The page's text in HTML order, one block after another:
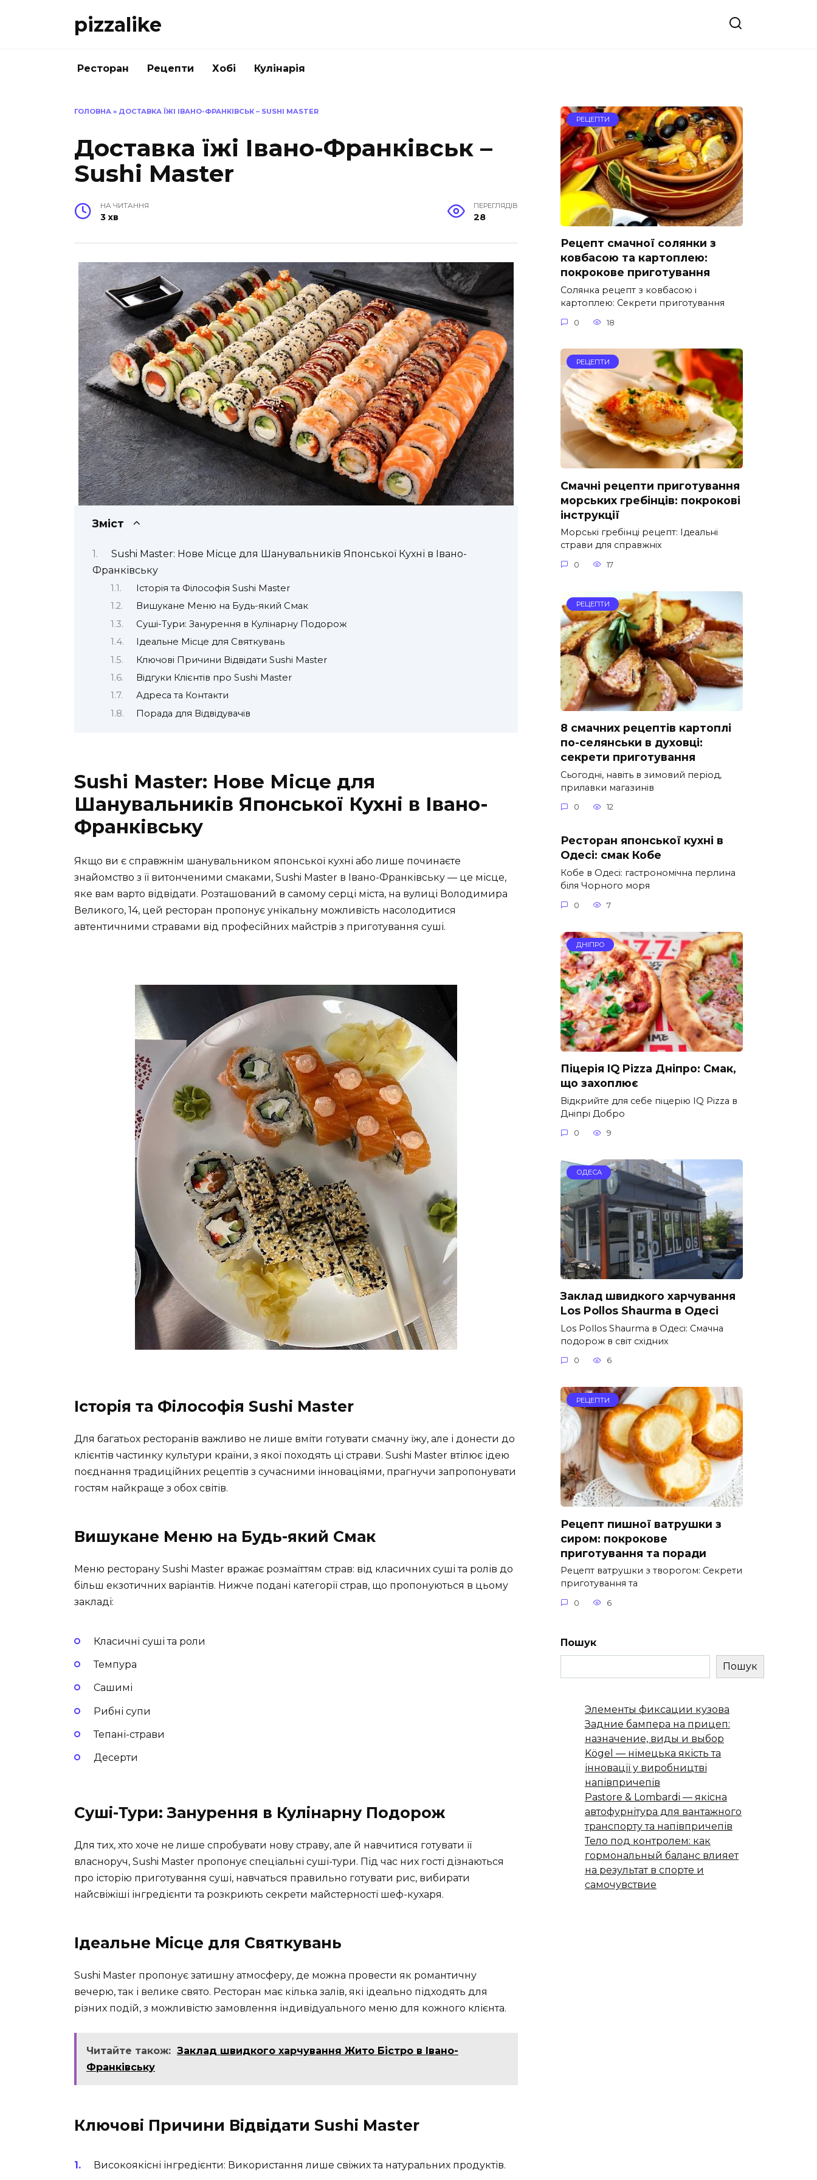
pizzalike
Ресторан Рецепти Хобі Кулінарія
ГОЛОВНА » ДОСТАВКА ЇЖІ ІВАНО-ФРАНКІВСЬК – SUSHI MASTER
Доставка їжі Івано-Франківськ –
Sushi Master
НА ЧИТАННЯ
3 хв
ПЕРЕГЛЯДІВ
28
Зміст
Sushi Master: Нове Місце для Шанувальників Японської Кухні в Івано-
Франківську
Історія та Філософія Sushi Master
Вишукане Меню на Будь-який Смак
Суші-Тури: Занурення в Кулінарну Подорож
Ідеальне Місце для Святкувань
Ключові Причини Відвідати Sushi Master
Відгуки Клієнтів про Sushi Master
Адреса та Контакти
Порада для Відвідувачів
Sushi Master: Нове Місце для
Шанувальників Японської Кухні в Івано-
Франківську
Якщо ви є справжнім шанувальником японської кухні або лише починаєте
знайомство з її витонченими смаками, Sushi Master в Івано-Франківську — це місце,
яке вам варто відвідати. Розташований в самому серці міста, на вулиці Володимира
Великого, 14, цей ресторан пропонує унікальну можливість насолодитися
автентичними стравами від професійних майстрів з приготування суші.
Історія та Філософія Sushi Master
Для багатьох ресторанів важливо не лише вміти готувати смачну їжу, але і донести до
клієнтів частинку культури країни, з якої походять ці страви. Sushi Master втілює ідею
поєднання традиційних рецептів з сучасними інноваціями, прагнучи запропонувати
гостям найкраще з обох світів.
Вишукане Меню на Будь-який Смак
Меню ресторану Sushi Master вражає розмаїттям страв: від класичних суші та ролів до
більш екзотичних варіантів. Нижче подані категорії страв, що пропонуються в цьому
закладі:
Класичні суші та роли
Темпура
Сашимі
Рибні супи
Тепані-страви
Десерти
Суші-Тури: Занурення в Кулінарну Подорож
Для тих, хто хоче не лише спробувати нову страву, але й навчитися готувати її
власноруч, Sushi Master пропонує спеціальні суші-тури. Під час них гості дізнаються
про історію приготування суші, навчаться правильно готувати рис, вибирати
найсвіжіші інгредієнти та розкриють секрети майстерності шеф-кухаря.
Ідеальне Місце для Святкувань
Sushi Master пропонує затишну атмосферу, де можна провести як романтичну
вечерю, так і велике свято. Ресторан має кілька залів, які ідеально підходять для
різних подій, з можливістю замовлення індивідуального меню для кожного клієнта.
Читайте також: Заклад швидкого харчування Жито Бістро в Івано-
Франківську
Ключові Причини Відвідати Sushi Master
Високоякісні інгредієнти: Використання лише свіжих та натуральних продуктів.
РЕЦЕПТИ
Рецепт смачної солянки з
ковбасою та картоплею:
покрокове приготування
Солянка рецепт з ковбасою і
картоплею: Секрети приготування
0 18
РЕЦЕПТИ
Смачні рецепти приготування
морських гребінців: покрокові
інструкції
Морські гребінці рецепт: Ідеальні
страви для справжніх
0 17
РЕЦЕПТИ
8 смачних рецептів картоплі
по-селянськи в духовці:
секрети приготування
Сьогодні, навіть в зимовий період,
прилавки магазинів
0 12
Ресторан японської кухні в
Одесі: смак Кобе
Кобе в Одесі: гастрономічна перлина
біля Чорного моря
0 7
ДНІПРО
Піцерія IQ Pizza Дніпро: Смак,
що захоплює
Відкрийте для себе піцерію IQ Pizza в
Дніпрі Добро
0 9
ОДЕСА
Заклад швидкого харчування
Los Pollos Shaurma в Одесі
Los Pollos Shaurma в Одесі: Смачна
подорож в світ східних
0 6
РЕЦЕПТИ
Рецепт пишної ватрушки з
сиром: покрокове
приготування та поради
Рецепт ватрушки з творогом: Секрети
приготування та
0 6
Пошук
Пошук
Элементы фиксации кузова
Задние бампера на прицеп:
назначение, виды и выбор
Kögel — німецька якість та
інновації у виробництві
напівпричепів
Pastore & Lombardi — якісна
автофурнітура для вантажного
транспорту та напівпричепів
Тело под контролем: как
гормональный баланс влияет
на результат в спорте и
самочувствие